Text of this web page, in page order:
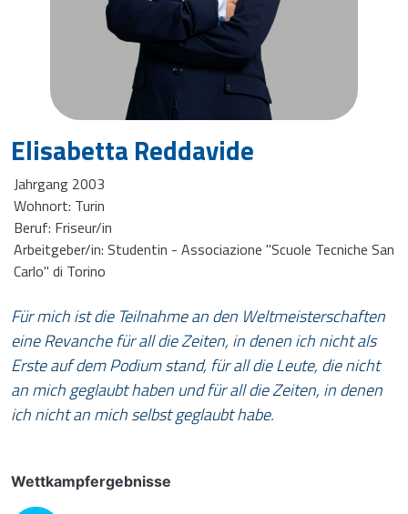
Elisabetta Reddavide
Jahrgang 2003
Wohnort: Turin
Beruf: Friseur/in
Arbeitgeber/in: Studentin - Associazione "Scuole Tecniche San
Carlo" di Torino
Für mich ist die Teilnahme an den Weltmeisterschaften
eine Revanche für all die Zeiten, in denen ich nicht als
Erste auf dem Podium stand, für all die Leute, die nicht
an mich geglaubt haben und für all die Zeiten, in denen
ich nicht an mich selbst geglaubt habe.
Wettkampfergebnisse